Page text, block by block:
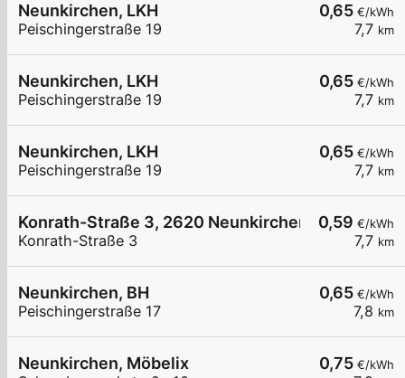
0,65 €/kWh
7,7 km
Neunkirchen, LKH
Peischingerstraße 19
0,65 €/kWh
7,7 km
Neunkirchen, LKH
Peischingerstraße 19
0,65 €/kWh
7,7 km
Neunkirchen, LKH
Peischingerstraße 19
0,59 €/kWh
7,7 km
Konrath-Straße 3, 2620 Neunkirchen
Konrath-Straße 3
0,65 €/kWh
7,8 km
Neunkirchen, BH
Peischingerstraße 17
0,75 €/kWh
Neunkirchen, Möbelix